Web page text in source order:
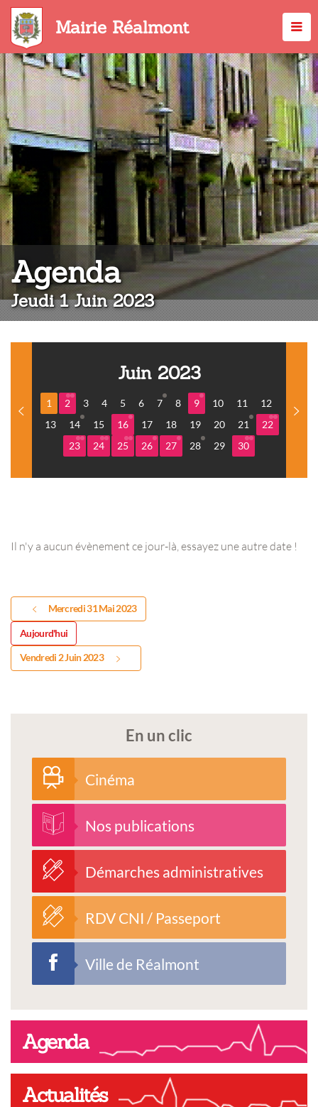
Aller
contenu
principal
Mairie Réalmont
Agenda:
Jeudi 1 Juin 2023
Juin 2023
1 2 3 4 5 6 7 8 9 10 11
12
13
14 15 16 17 18 19 20 21
22
23
24 25 26 27 28 29 30
Il n'y a aucun évènement ce jour-là, essayez une autre date !
Mercredi 31 Mai 2023
Aujourd'hui
Vendredi 2 Juin 2023
En un clic
Cinéma
Nos publications
Démarches administratives
RDV CNI / Passeport
Ville de Réalmont
Agenda
Actualités